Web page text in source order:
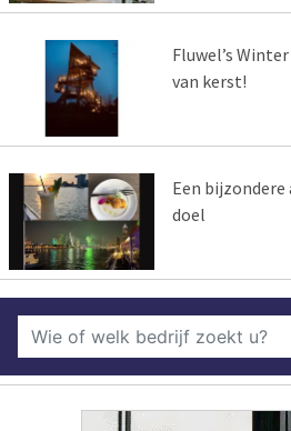
Fluwel’s
van kerst!
Een bijzondere
doel